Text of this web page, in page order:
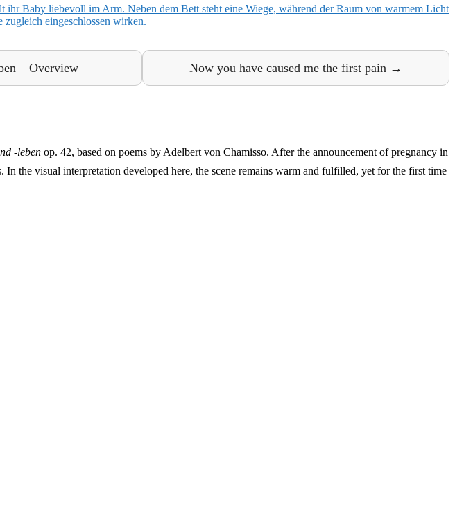
– Overview Now you have caused me the first pain →
-leben op. 42, based on poems by Adelbert von Chamisso. After the announcement of pregnancy in
the visual interpretation developed here, the scene remains warm and fulfilled, yet for the first time